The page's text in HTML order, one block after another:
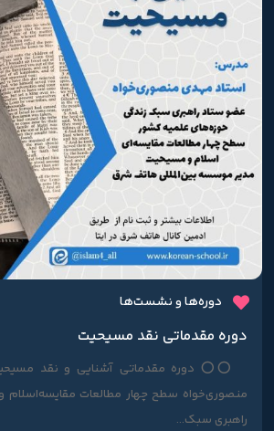
دوره‌ها و نشست‌ها
دوره مقدماتی نقد مسیحیت
⭕️⭕️ دوره مقدماتی آشنایی و نقد
منصوری‌خواه سطح چهار مطالعات
راهبری سبک...